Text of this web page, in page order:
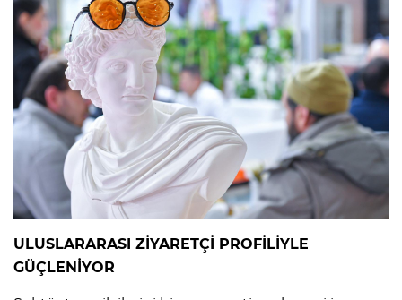
ULUSLARARASI ZİYARETÇİ PROFİLİYLE
GÜÇLENİYOR